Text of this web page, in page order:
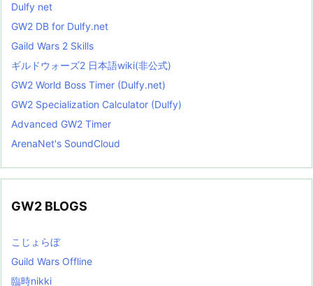
Dulfy net
GW2 DB for Dulfy.net
Gaild Wars 2 Skills
ギルドウォーズ2 日本語wiki(非公式)
GW2 World Boss Timer (Dulfy.net)
GW2 Specialization Calculator (Dulfy)
Advanced GW2 Timer
ArenaNet's SoundCloud
GW2 BLOGS
こじょらぼ
Guild Wars Offline
臨時nikki